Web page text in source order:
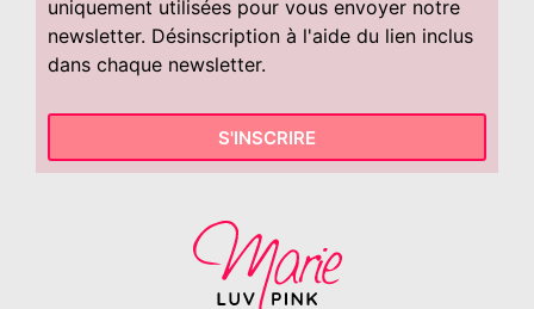
uniquement utilisées pour vous envoyer notre
newsletter. Désinscription à l'aide du lien inclus
dans chaque newsletter.
S'INSCRIRE